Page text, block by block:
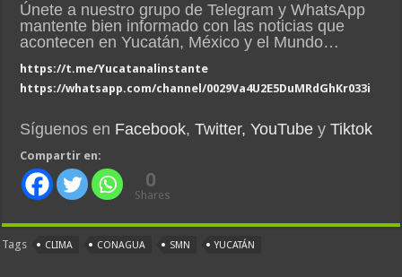
Únete a nuestro grupo de Telegram y WhatsApp
mantente bien informado con las noticias que
acontecen en Yucatán, México y el Mundo…
https://t.me/Yucatanalinstante
https://whatsapp.com/channel/0029Va4U2E5DuMRdGhKr033i
Síguenos en Facebook,Twitter, YouTube yTiktok
Compartir en:
0
Shares
Tags CLIMA CONAGUA SMN YUCATÁN